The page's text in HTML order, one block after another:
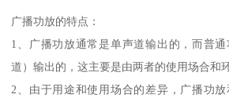
广播功放的特点：
1、广播功放通常是单声道输出的，而普
道）输出的，这主要是由两者的使用场合和
2、由于用途和使用场合的差异，广播功